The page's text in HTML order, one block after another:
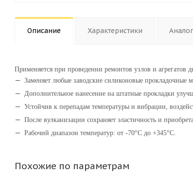
Описание Характеристики
Применяется при проведении ремонтов узлов и
Заменяет любые заводские силиконовые прокладочные
Дополнительное нанесение на штатные прокладки
Устойчив к перепадам температуры и вибрации,
После вулканизации сохраняет эластичность и
Рабочий диапазон температур: от -70°C до +345°C.
Похожие по параметрам